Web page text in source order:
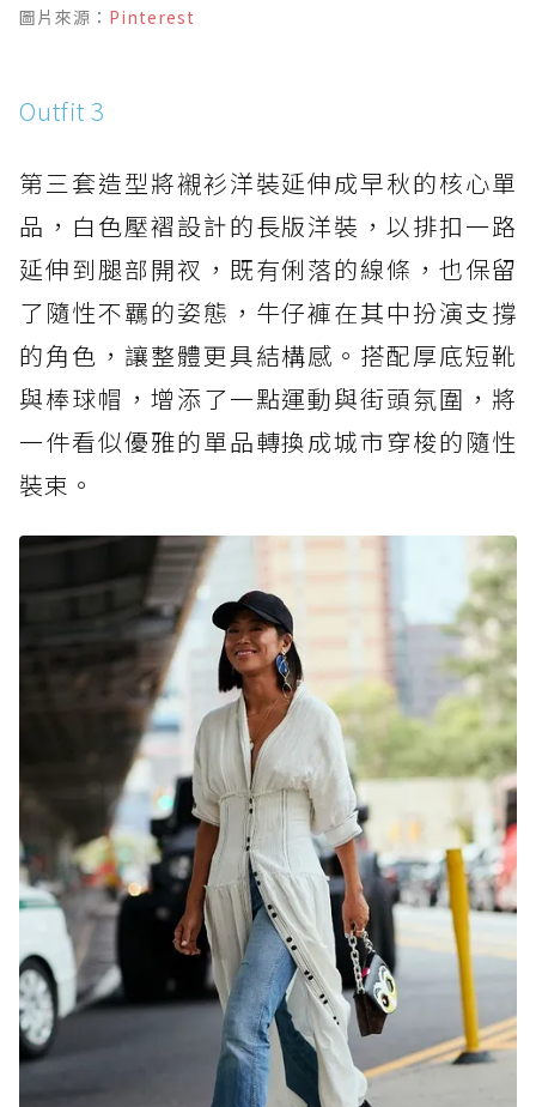
圖片來源： Pinterest
Outfit 3
第三套造型將襯衫洋裝延伸成早秋的核心單
品，白色壓褶設計的長版洋裝，以排扣一路
延伸到腿部開衩，既有俐落的線條，也保留
了隨性不羈的姿態，牛仔褲在其中扮演支撐
的角色，讓整體更具結構感。搭配厚底短靴
與棒球帽，增添了一點運動與街頭氛圍，將
一件看似優雅的單品轉換成城市穿梭的隨性
裝束。